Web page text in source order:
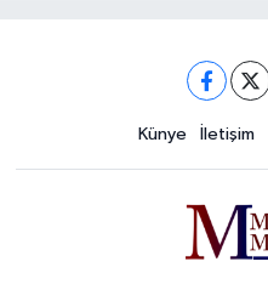
Künye İletişim